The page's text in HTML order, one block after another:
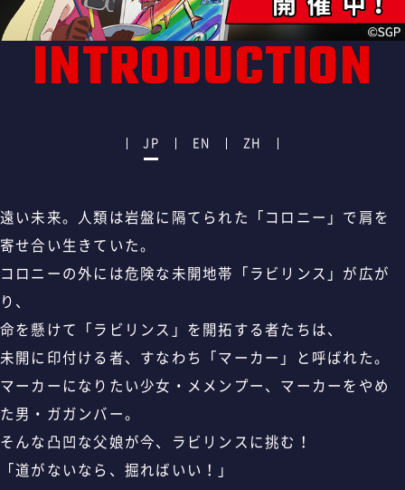
INTRODUCTION
JP EN ZH
遠い未来。人類は岩盤に隔てられた「コロニー」で肩を
寄せ合い生きていた。
コロニーの外には危険な未開地帯「ラビリンス」が広が
り、
命を懸けて「ラビリンス」を開拓する者たちは、
未開に印付ける者、すなわち「マーカー」と呼ばれた。
マーカーになりたい少女・メメンプー、マーカーをやめ
た男・ガガンバー。
そんな凸凹な父娘が今、ラビリンスに挑む！
「道がないなら、掘ればいい！」